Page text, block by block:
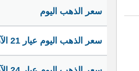
سعر الذهب اليوم
سعر الذهب اليوم عيار 21 الآن